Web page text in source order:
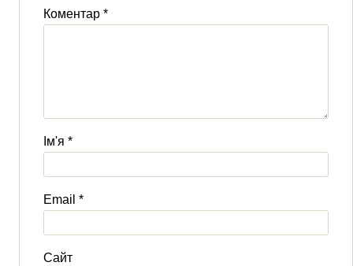
Коментар *
Ім'я *
Email *
Сайт